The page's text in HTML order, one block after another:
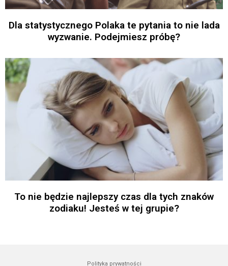
Dla statystycznego Polaka te pytania to nie lada
wyzwanie. Podejmiesz próbę?
To nie będzie najlepszy czas dla tych znaków
zodiaku! Jesteś w tej grupie?
Polityka prywatności